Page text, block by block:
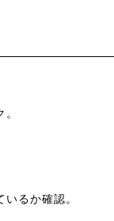
るか確認。